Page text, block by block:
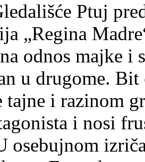
Ptuj
„Regina
odnos majke i
u drugome. Bit
tajne i razinom
i nosi
osebujnom